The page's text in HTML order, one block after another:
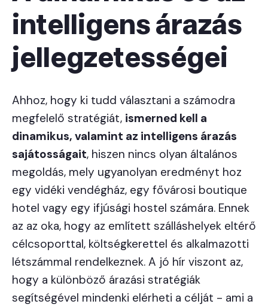
intelligens árazás
jellegzetességei
Ahhoz, hogy ki tudd választani a számodra
megfelelő stratégiát, ismerned kell a
dinamikus, valamint az intelligens árazás
sajátosságait, hiszen nincs olyan általános
megoldás, mely ugyanolyan eredményt hoz
egy vidéki vendégház, egy fővárosi boutique
hotel vagy egy ifjúsági hostel számára. Ennek
az az oka, hogy az említett szálláshelyek eltérő
célcsoporttal, költségkerettel és alkalmazotti
létszámmal rendelkeznek. A jó hír viszont az,
hogy a különböző árazási stratégiák
segítségével mindenki elérheti a célját - ami a